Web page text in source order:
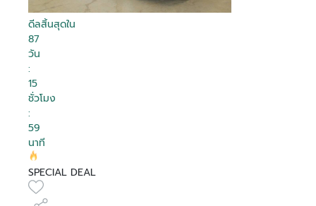
ดีลสิ้นสุดใน
87
วัน
:
15
ชั่วโมง
:
59
นาที
SPECIAL DEAL